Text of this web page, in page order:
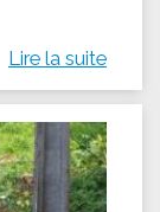
Lire la suite